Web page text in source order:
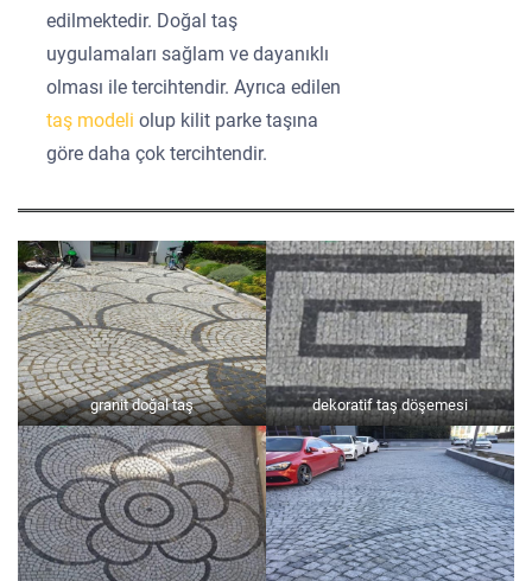
edilmektedir. Doğal taş
uygulamaları sağlam ve dayanıklı
olması ile tercihtendir. Ayrıca edilen
taş modeliolup kilit parke taşına
göre daha çok tercihtendir.
granit doğal taş dekoratif taş döşemesi